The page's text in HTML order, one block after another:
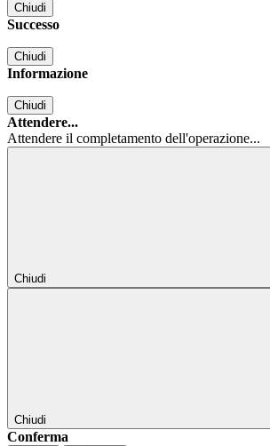
Chiudi
Successo
Chiudi
Informazione
Chiudi
Attendere...
Attendere il completamento dell'operazione...
Chiudi
Chiudi
Conferma